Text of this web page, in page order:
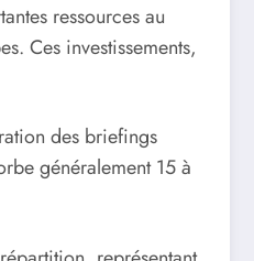
ressources au
Ces investissements,
des briefings
généralement 15 à